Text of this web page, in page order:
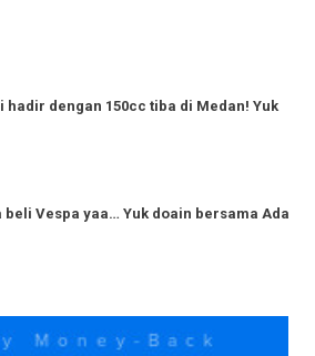
hadir dengan 150cc tiba di Medan! Yuk
beli Vespa yaa… Yuk doain bersama Ada